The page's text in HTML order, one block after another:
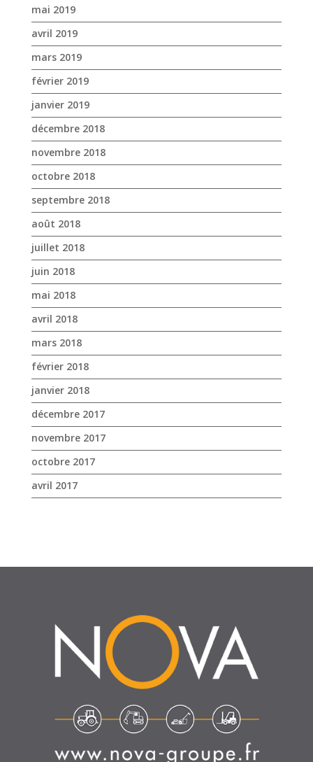
décembre 2018
novembre 2018
octobre 2018
septembre 2018
août 2018
juillet 2018
juin 2018
mai 2018
avril 2018
mars 2018
février 2018
janvier 2018
décembre 2017
novembre 2017
octobre 2017
avril 2017
SUIVEZ-NOUS